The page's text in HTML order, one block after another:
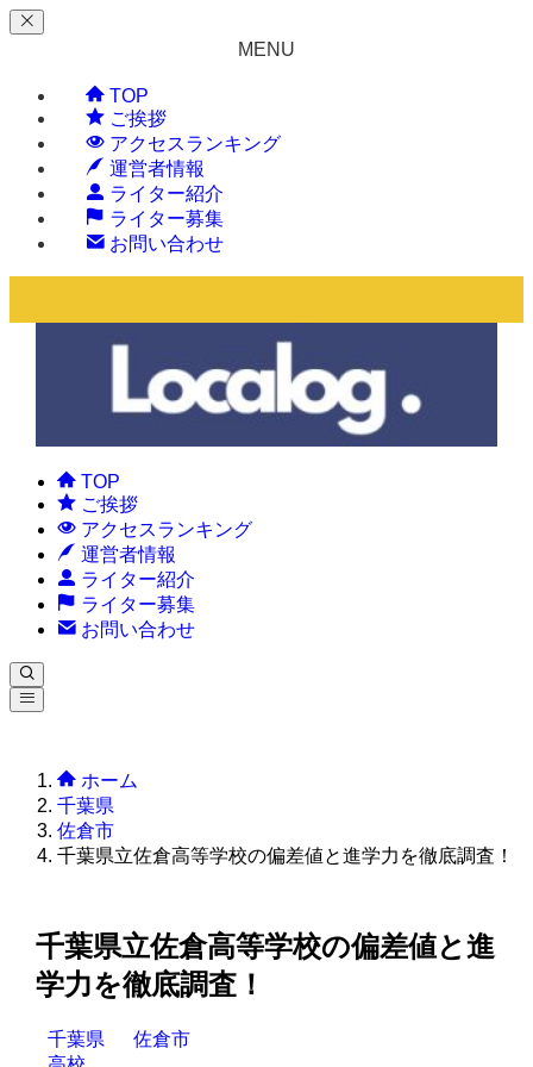
MENU
TOP
ご挨拶
アクセスランキング
運営者情報
ライター紹介
ライター募集
お問い合わせ
TOP
ご挨拶
アクセスランキング
運営者情報
ライター紹介
ライター募集
お問い合わせ
ホーム
千葉県
佐倉市
千葉県立佐倉高等学校の偏差値と進学力を徹底調査！
千葉県立佐倉高等学校の偏差値と進
学力を徹底調査！
千葉県
佐倉市